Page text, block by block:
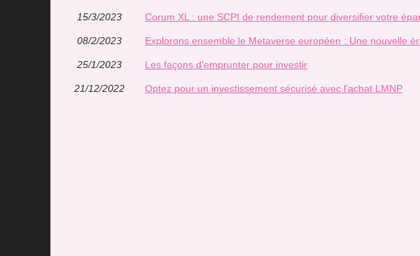
15/3/2023 Corum XL : une SCPI de rendement pour diversifier votre
08/2/2023 Explorons ensemble le Metaverse européen : Une nouvelle
25/1/2023 Les façons d’emprunter pour investir
21/12/2022 Optez pour un investissement sécurisé avec l’achat LMNP